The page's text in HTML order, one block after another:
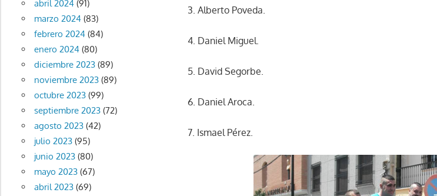
3. Alberto Poveda.
4. Daniel Miguel.
5. David Segorbe.
6. Daniel Aroca.
7. Ismael Pérez.
abril 2024(91)
marzo 2024(83)
febrero 2024(84)
enero 2024(80)
diciembre 2023(89)
noviembre 2023(89)
octubre 2023(99)
septiembre 2023(72)
agosto 2023(42)
julio 2023(95)
junio 2023(80)
mayo 2023(67)
abril 2023(69)